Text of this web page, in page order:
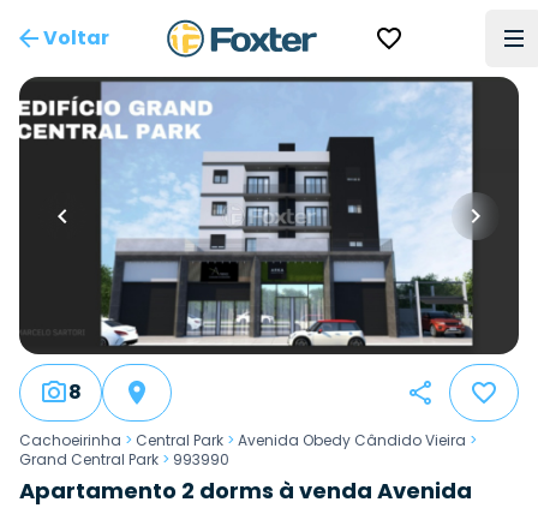
Voltar
8
Cachoeirinha > Central Park > Avenida Obedy Cândido Vieira >
Grand Central Park > 993990
Apartamento 2 dorms à venda Avenida